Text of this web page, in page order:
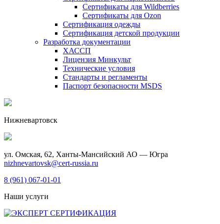
Сертификаты для Wildberries
Сертификаты для Ozon
Сертификация одежды
Сертификация детской продукции
Разработка документации
ХАССП
Лицензия Минкульт
Технические условия
Стандарты и регламенты
Паспорт безопасности MSDS
Нижневартовск
ул. Омская, 62, Ханты-Мансийский АО — Югра
nizhnevartovsk@cert-russia.ru
8 (961) 067-01-01
Наши услуги